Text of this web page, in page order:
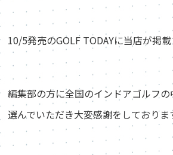
10/5発売のGOLF TODAYに当店が掲
編集部の方に全国のインドアゴルフの
選んでいただき大変感謝をしておりま